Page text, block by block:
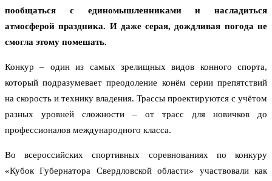
пообщаться с единомышленниками и насладиться
атмосферой праздника. И даже серая, дождливая погода не
смогла этому помешать.
Конкур – один из самых зрелищных видов конного спорта,
который подразумевает преодоление конём серии препятствий
на скорость и технику владения. Трассы проектируются с учётом
разных уровней сложности – от трасс для новичков до
профессионалов международного класса.
Во всероссийских спортивных соревнованиях по конкуру
«Кубок Губернатора Свердловской области» участвовали как